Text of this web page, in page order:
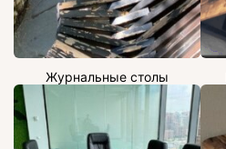
Журнальные столы